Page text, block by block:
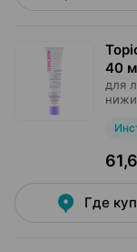
40
для
нижи
Где